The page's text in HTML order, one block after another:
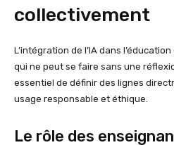
collectivement
L’intégration de l’IA dans
qui ne peut se faire sans une
essentiel de définir des lignes
usage responsable et éthique.
Le rôle des